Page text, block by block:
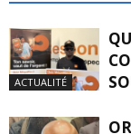
ACTUALITÉ